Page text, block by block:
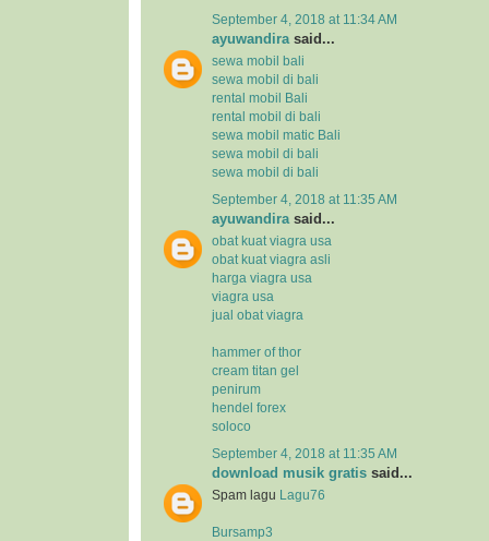
September 4, 2018 at 11:34 AM
ayuwandira said...
sewa mobil bali
sewa mobil di bali
rental mobil Bali
rental mobil di bali
sewa mobil matic Bali
sewa mobil di bali
sewa mobil di bali
September 4, 2018 at 11:35 AM
ayuwandira said...
obat kuat viagra usa
obat kuat viagra asli
harga viagra usa
viagra usa
jual obat viagra
hammer of thor
cream titan gel
penirum
hendel forex
soloco
September 4, 2018 at 11:35 AM
download musik gratis said...
Spam lagu Lagu76
Bursamp3